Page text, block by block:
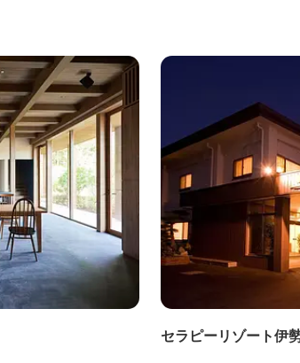
ト保険事業を行う
れたペットを一時
ご用意しているほ
セラピーリゾート伊